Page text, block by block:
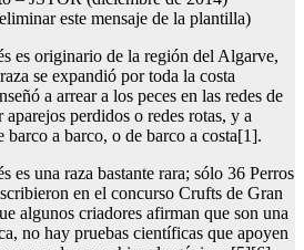
este mensaje de la plantilla)
es originario de la región del Algarve,
se expandió por toda la costa
a arrear a los peces en las redes de
aparejos perdidos o redes rotas, y a
barco a barco, o de barco a costa[1].
es una raza bastante rara; sólo 36 Perros
en el concurso Crufts de Gran
algunos criadores afirman que son una
no hay pruebas científicas que apoyen